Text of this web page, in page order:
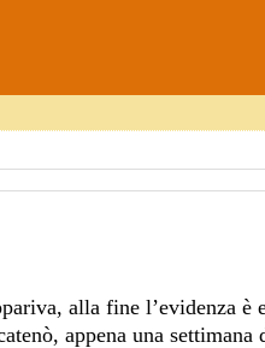
alla fine l’evidenza è
appena una